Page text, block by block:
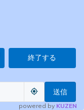
終了する
送信
powered by KUZEN